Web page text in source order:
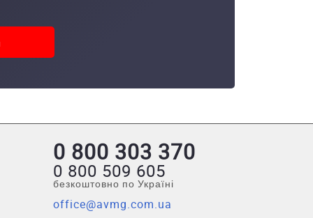
0 800 303 370
0 800 509 605
безкоштовно по Україні
office@avmg.com.ua